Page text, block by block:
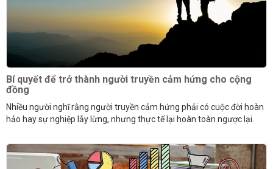
Bí quyết để trở thành người truyền cảm hứng cho cộng
đồng
Nhiều người nghĩ rằng người truyền cảm hứng phải có cuộc đời hoàn
hảo hay sự nghiệp lẫy lừng, nhưng thực tế lại hoàn toàn ngược lại.